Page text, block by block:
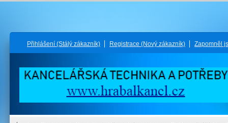
Přihlášení (Stálý zákazník) Registrace (Nový zákazník) Zapomněl